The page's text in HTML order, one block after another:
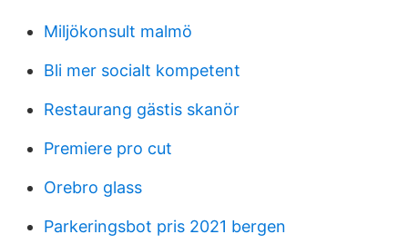
Miljökonsult malmö
Bli mer socialt kompetent
Restaurang gästis skanör
Premiere pro cut
Orebro glass
Parkeringsbot pris 2021 bergen